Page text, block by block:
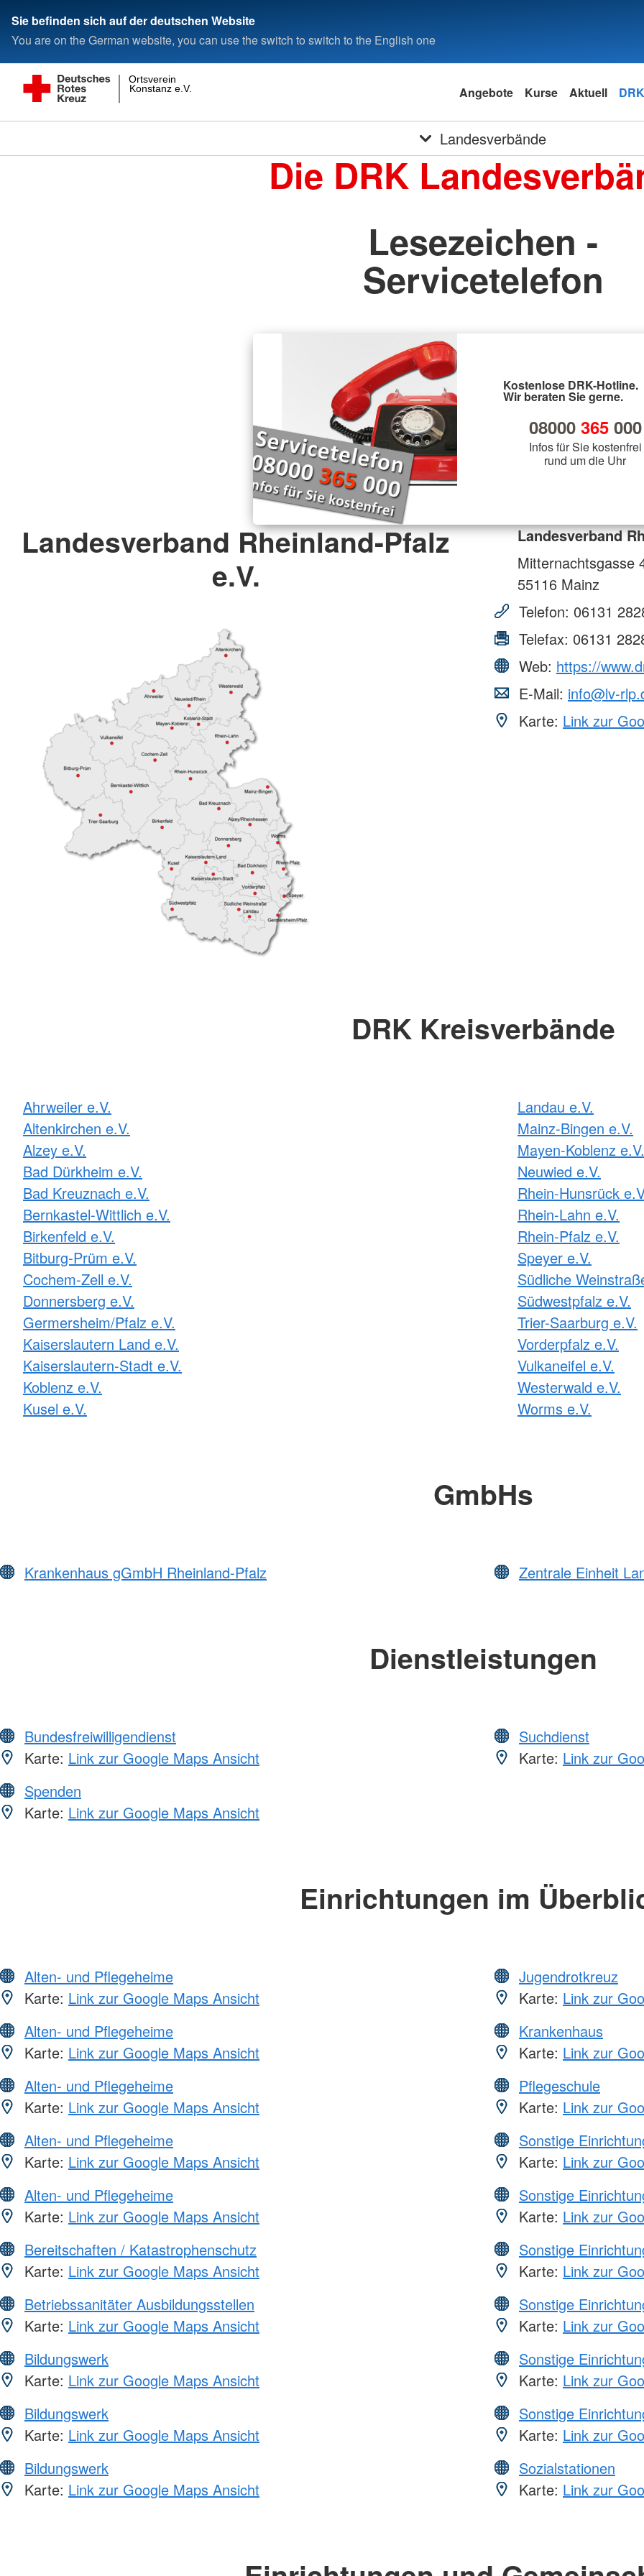
Sie befinden sich auf der deutschen Website
You are on the German website, you can use the switch to switch to the English one
Konstanz e.V.
Ortsverein
Angebote Kurse Aktuell
Landesverbände
Die DRK
Lesezeichen -
Servicetelefon
Kostenlose DRK-Hotline.
Wir beraten Sie gerne.
08000 365000
Infos für Sie kostenfrei
rund um die Uhr
Landesverband Rheinland-Pfalz
e.V.
Landesverband
Mitternachtsgasse
55116 Mainz
Telefon: 06131
Telefax: 06131
Web: https://
E-Mail: info@lv-
Karte: Link zur
DRK Kreisverbände
Ahrweiler e.V.
Altenkirchen e.V.
Alzey e.V.
Bad Dürkheim e.V.
Bad Kreuznach e.V.
Bernkastel-Wittlich e.V.
Birkenfeld e.V.
Bitburg-Prüm e.V.
Cochem-Zell e.V.
Donnersberg e.V.
Germersheim/Pfalz e.V.
Kaiserslautern Land e.V.
Kaiserslautern-Stadt e.V.
Koblenz e.V.
Kusel e.V.
Landau e.V.
Mainz-Bingen e.V.
Mayen-Koblenz e.V.
Neuwied e.V.
Rhein-Hunsrück
Rhein-Lahn e.V.
Rhein-Pfalz e.V.
Speyer e.V.
Südliche
Südwestpfalz e.V.
Trier-Saarburg e.V.
Vorderpfalz e.V.
Vulkaneifel e.V.
Westerwald e.V.
Worms e.V.
GmbHs
Krankenhaus gGmbH Rheinland-Pfalz Zentrale Einheit
Dienstleistungen
Bundesfreiwilligendienst
Karte: Link zur Google Maps Ansicht
Spenden
Karte: Link zur Google Maps Ansicht
Suchdienst
Karte: Link zur
Einrichtungen im
Alten- und Pflegeheime
Karte: Link zur Google Maps Ansicht
Alten- und Pflegeheime
Karte: Link zur Google Maps Ansicht
Alten- und Pflegeheime
Karte: Link zur Google Maps Ansicht
Alten- und Pflegeheime
Karte: Link zur Google Maps Ansicht
Alten- und Pflegeheime
Karte: Link zur Google Maps Ansicht
Bereitschaften / Katastrophenschutz
Karte: Link zur Google Maps Ansicht
Betriebssanitäter Ausbildungsstellen
Karte: Link zur Google Maps Ansicht
Bildungswerk
Karte: Link zur Google Maps Ansicht
Bildungswerk
Karte: Link zur Google Maps Ansicht
Bildungswerk
Karte: Link zur Google Maps Ansicht
Jugendrotkreuz
Karte: Link zur
Krankenhaus
Karte: Link zur
Pflegeschule
Karte: Link zur
Sonstige
Karte: Link zur
Sonstige
Karte: Link zur
Sonstige
Karte: Link zur
Sonstige
Karte: Link zur
Sonstige
Karte: Link zur
Sonstige
Karte: Link zur
Sozialstationen
Karte: Link zur